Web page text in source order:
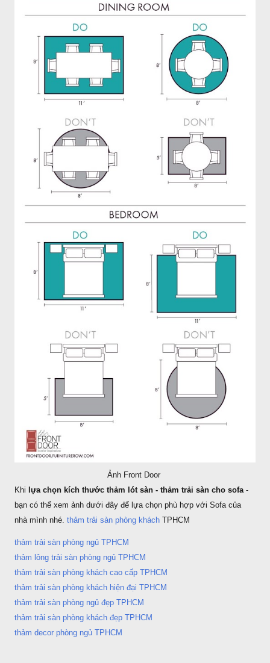
Ảnh Front Door
Khi lựa chọn kích thước thảm lót sàn - thảm trải sàn cho sofa -
bạn có thể xem ảnh dưới đây để lựa chọn phù hợp với Sofa của
nhà mình nhé. thảm trải sàn phòng khách TPHCM
thảm trải sàn phòng ngủ TPHCM
thảm lông trải sàn phòng ngủ TPHCM
thảm trải sàn phòng khách cao cấp TPHCM
thảm trải sàn phòng khách hiện đại TPHCM
thảm trải sàn phòng ngủ đẹp TPHCM
thảm trải sàn phòng khách đẹp TPHCM
thảm decor phòng ngủ TPHCM